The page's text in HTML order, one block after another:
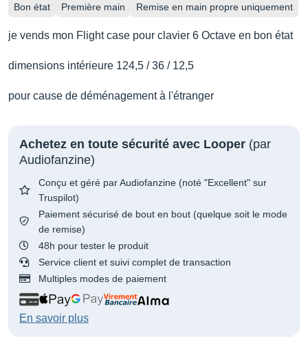
Bon état Première main Remise en main propre uniquement
je vends mon Flight case pour clavier 6 Octave en bon état
dimensions intérieure 124,5 / 36 / 12,5
pour cause de déménagement à l'étranger
Achetez en toute sécurité avec Looper (par
Audiofanzine)
Conçu et géré par Audiofanzine (noté "Excellent" sur
Truspilot)
Paiement sécurisé de bout en bout (quelque soit le mode
de remise)
48h pour tester le produit
Service client et suivi complet de transaction
Multiples modes de paiement
En savoir plus